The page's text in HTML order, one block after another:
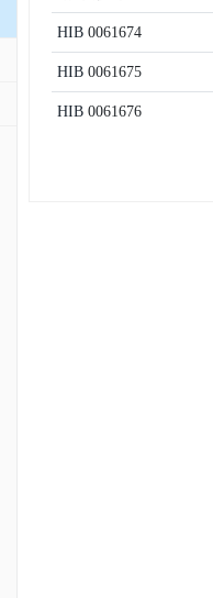
HIB 0061674
HIB 0061675
HIB 0061676